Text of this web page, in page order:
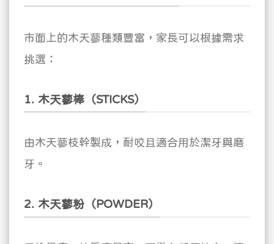
市面上的木天蓼種類豐富，家長可以根據需求
挑選：
1. 木天蓼棒（STICKS）
由木天蓼枝幹製成，耐咬且適合用於潔牙與磨
牙。
2. 木天蓼粉（POWDER）